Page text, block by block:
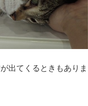
出てくるときもありま